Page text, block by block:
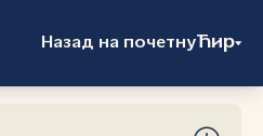
Назад на почетнуЋир